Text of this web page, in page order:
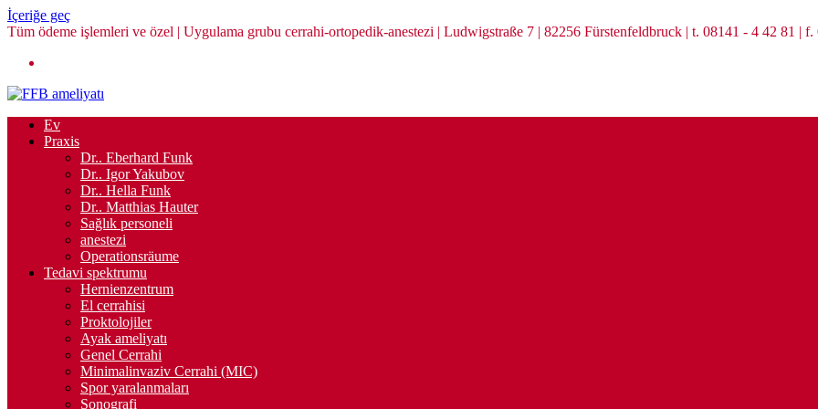
İçeriğe geç
Tüm ödeme işlemleri ve özel | Uygulama grubu cerrahi-ortopedik-anestezi | Ludwigstraße 7 | 82256 Fürstenfeldbruck | t. 08141 - 4 42 81 | f.
Ev
Praxis
Dr.. Eberhard Funk
Dr.. Igor Yakubov
Dr.. Hella Funk
Dr.. Matthias Hauter
Sağlık personeli
anestezi
Operationsräume
Tedavi spektrumu
Hernienzentrum
El cerrahisi
Proktolojiler
Ayak ameliyatı
Genel Cerrahi
Minimalinvaziv Cerrahi (MIC)
Spor yaralanmaları
Sonografi